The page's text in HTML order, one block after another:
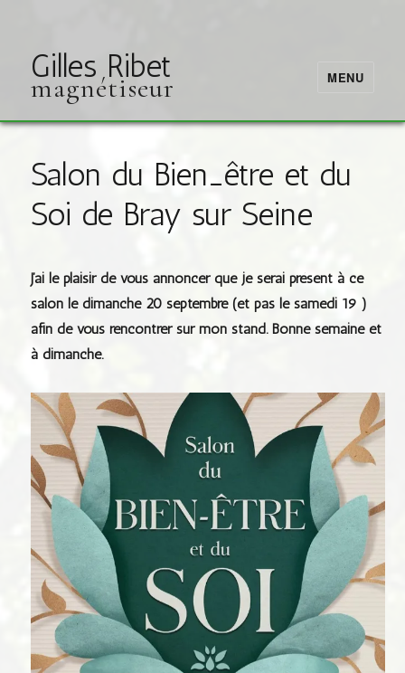
Gilles Ribet
magnétiseur MENU
Salon du Bien_être et du
Soi de Bray sur Seine
J’ai le plaisir de vous annoncer que je serai présent à ce
salon le dimanche 20 septembre (et pas le samedi 19 )
afin de vous rencontrer sur mon stand. Bonne semaine et
à dimanche.